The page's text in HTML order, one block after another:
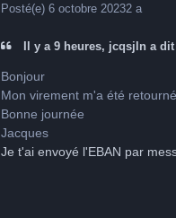
Posté(e) 6 octobre 20232 a
Il y a 9 heures, jcqsjln a dit
Bonjour
Mon virement m'a été
Bonne journée
Jacques
Je t'ai envoyé l'EBAN par